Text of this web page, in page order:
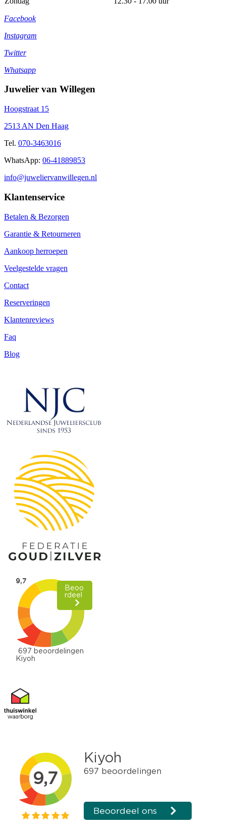
Facebook
Instagram
Twitter
Whatsapp
Juwelier van Willegen
Hoogstraat 15
2513 AN Den Haag
Tel. 070-3463016
WhatsApp: 06-41889853
info@juweliervanwillegen.nl
Klantenservice
Betalen & Bezorgen
Garantie & Retourneren
Aankoop herroepen
Veelgestelde vragen
Contact
Reserveringen
Klantenreviews
Faq
Blog